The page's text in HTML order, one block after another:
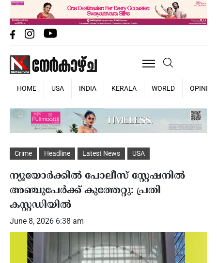
HOME USA INDIA KERALA WORLD OPINION
Crime Headline Latest News USA
ന്യൂയോര്‍ക്കില്‍ പോലീസ് സ്റ്റേഷനില്‍
അഞ്ചുപേര്‍ക്ക് കുത്തേറ്റു: പ്രതി
കസ്റ്റഡിയില്‍
June 8, 2026 6:38 am